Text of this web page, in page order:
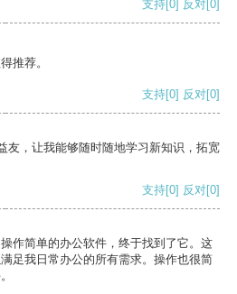
支持[0] 反对[0]
推荐。
支持[0] 反对[0]
友，让我能够随时随地学习新知识，拓宽
支持[0] 反对[0]
作简单的办公软件，终于找到了它。这
足我日常办公的所有需求。操作也很简